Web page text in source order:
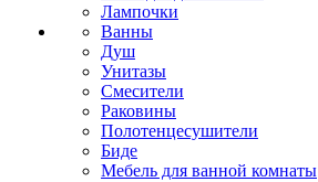
Лампочки
Ванны
Душ
Унитазы
Смесители
Раковины
Полотенцесушители
Биде
Мебель для ванной комнаты